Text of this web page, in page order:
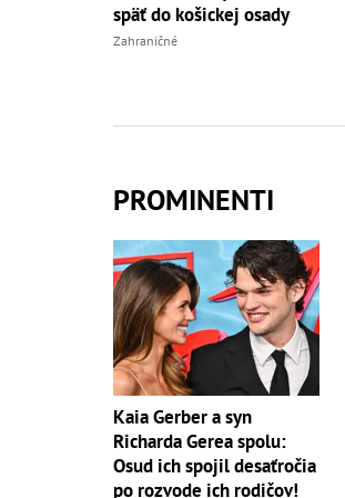
späť do košickej osady
Zahraničné
PROMINENTI
Kaia Gerber a syn
Richarda Gerea spolu:
Osud ich spojil desaťročia
po rozvode ich rodičov!